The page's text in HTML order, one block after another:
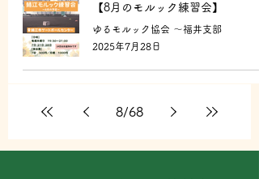
【8月のモルック練習会】
ゆるモルック協会 〜福井支部
2025年7月28日
8/68